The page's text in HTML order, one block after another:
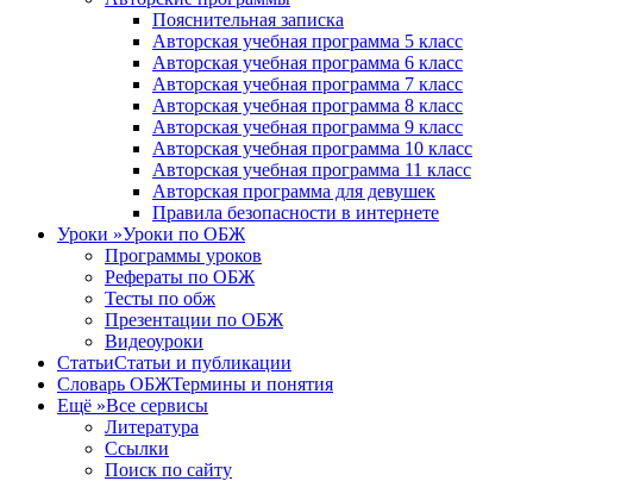
Пояснительная записка
Авторская учебная программа 5 класс
Авторская учебная программа 6 класс
Авторская учебная программа 7 класс
Авторская учебная программа 8 класс
Авторская учебная программа 9 класс
Авторская учебная программа 10 класс
Авторская учебная программа 11 класс
Авторская программа для девушек
Правила безопасности в интернете
Уроки »Уроки по ОБЖ
Программы уроков
Рефераты по ОБЖ
Тесты по обж
Презентации по ОБЖ
Видеоуроки
СтатьиСтатьи и публикации
Словарь ОБЖТермины и понятия
Ещё »Все сервисы
Литература
Ссылки
Поиск по сайту